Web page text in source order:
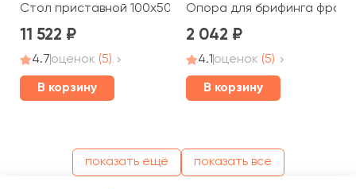
Стол приставной 100x50x66 ДР 165 Дин-Р
11 522
4.7оценок (5)
В корзину
Опора для брифинга
2 042
4.1 оценок (5)
В корзину
показать ещё показать все